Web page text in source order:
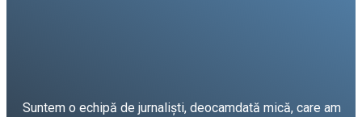
Suntem o echipă de jurnaliști, deocamdată mică, care am